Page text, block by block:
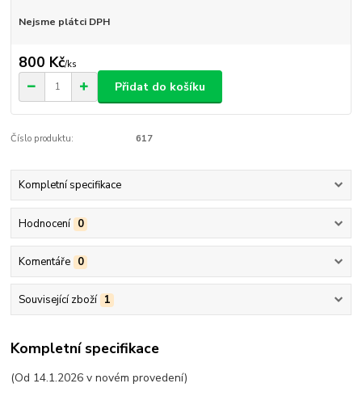
Nejsme plátci DPH
800 Kč/ks
Přidat do košíku
Číslo produktu: 617
Kompletní specifikace
Hodnocení 0
Komentáře 0
Související zboží 1
Kompletní specifikace
(Od 14.1.2026 v novém provedení)